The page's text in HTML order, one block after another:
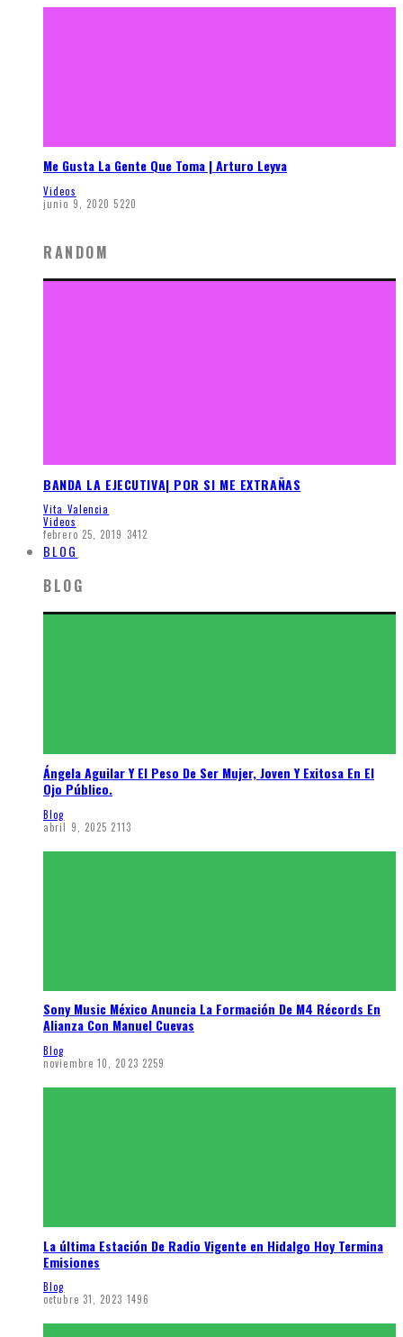
Me Gusta La Gente Que Toma | Arturo Leyva
Videos
junio 9, 2020 5220
RANDOM
BANDA LA EJECUTIVA| POR SI ME EXTRAÑAS
Vita Valencia
Videos
febrero 25, 2019 3412
BLOG
BLOG
Ángela Aguilar Y El Peso De Ser Mujer, Joven Y Exitosa En El
Ojo Público.
Blog
abril 9, 2025 2113
Sony Music México Anuncia La Formación De M4 Récords En
Alianza Con Manuel Cuevas
Blog
noviembre 10, 2023 2259
La última Estación De Radio Vigente en Hidalgo Hoy Termina
Emisiones
Blog
octubre 31, 2023 1496